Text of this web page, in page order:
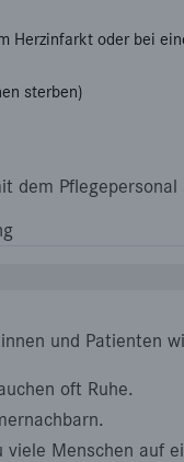
Herzinfarkt oder bei
sterben)
dem
und Patienten
oft Ruhe.
Menschen auf